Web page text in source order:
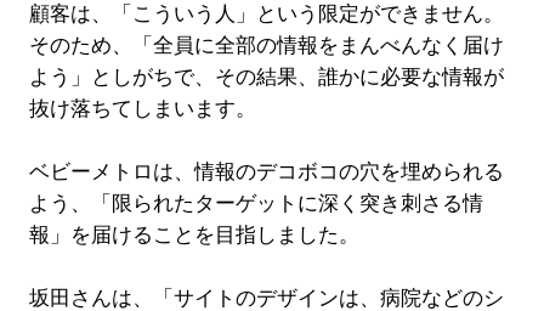
顧客は、「こういう人」という限定ができません。
そのため、「全員に全部の情報をまんべんなく届け
よう」としがちで、その結果、誰かに必要な情報が
抜け落ちてしまいます。
ベビーメトロは、情報のデコボコの穴を埋められる
よう、「限られたターゲットに深く突き刺さる情
報」を届けることを目指しました。
坂田さんは、「サイトのデザインは、病院などのシ